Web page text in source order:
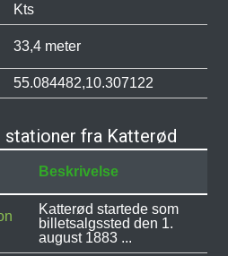
Kts
33,4 meter
55.084482,10.307122
stationer fra Katterød
Beskrivelse
Katterød startede som
billetsalgssted den 1.
august 1883 ...